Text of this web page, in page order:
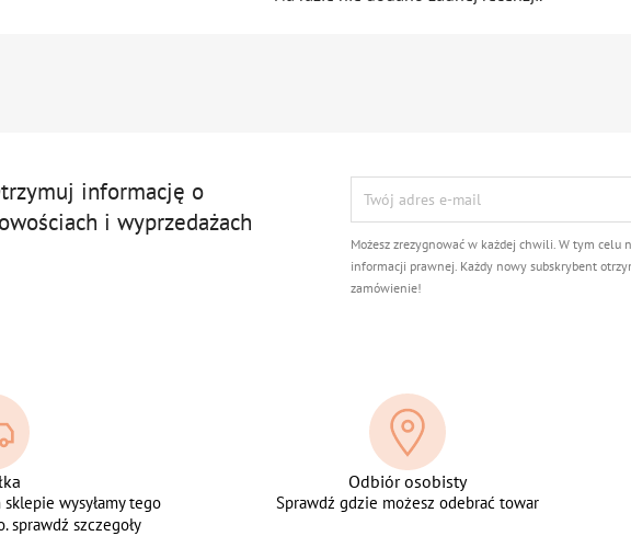
informację o
i wyprzedażach
Możesz zrezygnować w każdej chwili. W tym celu
informacji prawnej. Każdy nowy subskrybent
zamówienie!
wysyłamy tego
sprawdź szczegoły
Odbiór osobisty
Sprawdź gdzie możesz odebrać towar